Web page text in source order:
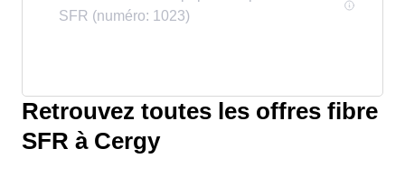
Retrouvez toutes les offres fibre
SFR à Cergy